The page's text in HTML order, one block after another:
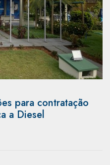
para contratação
a Diesel